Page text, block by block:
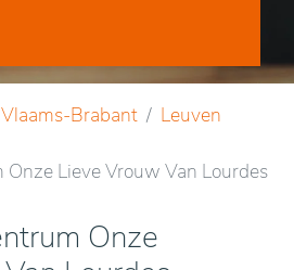
Vlaams-Brabant
Leuven
Lieve Vrouw Van Lourdes
Onze